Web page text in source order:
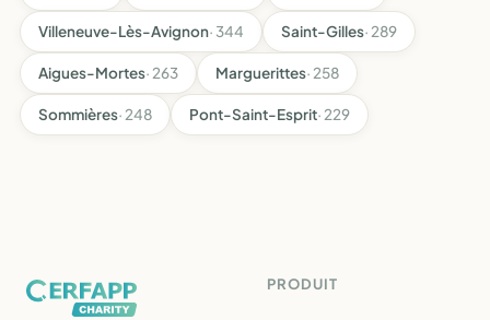
Villeneuve-Lès-Avignon· 344 Saint-Gilles· 289
Aigues-Mortes· 263 Marguerittes· 258
Sommières· 248 Pont-Saint-Esprit· 229
PRODUIT